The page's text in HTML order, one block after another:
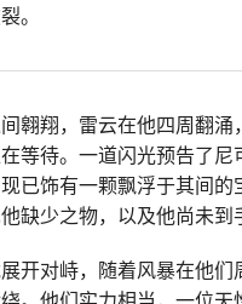
。
翱翔，雷云在他四周翻涌
等待。一道闪光预告了尼
已饰有一颗飘浮于其间的
缺少之物，以及他尚未到
开对峙，随着风暴在他们